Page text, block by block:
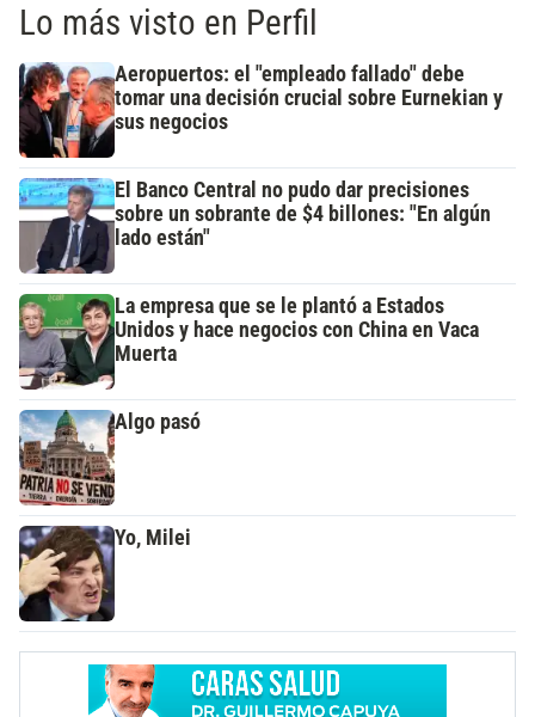
Lo más visto en Perfil
Aeropuertos: el "empleado fallado" debe
tomar una decisión crucial sobre Eurnekian y
sus negocios
El Banco Central no pudo dar precisiones
sobre un sobrante de $4 billones: "En algún
lado están"
La empresa que se le plantó a Estados
Unidos y hace negocios con China en Vaca
Muerta
Algo pasó
Yo, Milei